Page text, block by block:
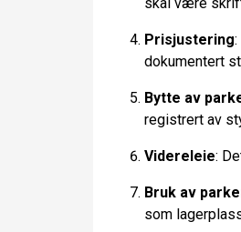
Prisjustering
dokumentert
Bytte av
registrert av
Videreleie:
Bruk av
som